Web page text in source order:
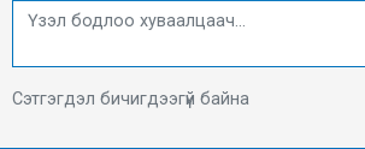
Сэтгэгдэл бичигдээгүй байна